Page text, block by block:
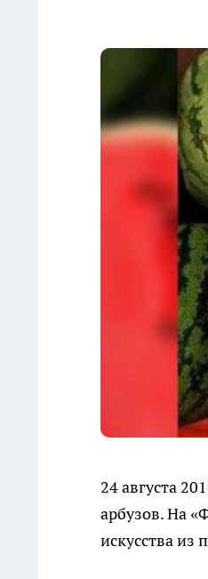
24 августа
арбузов. На
искусства из